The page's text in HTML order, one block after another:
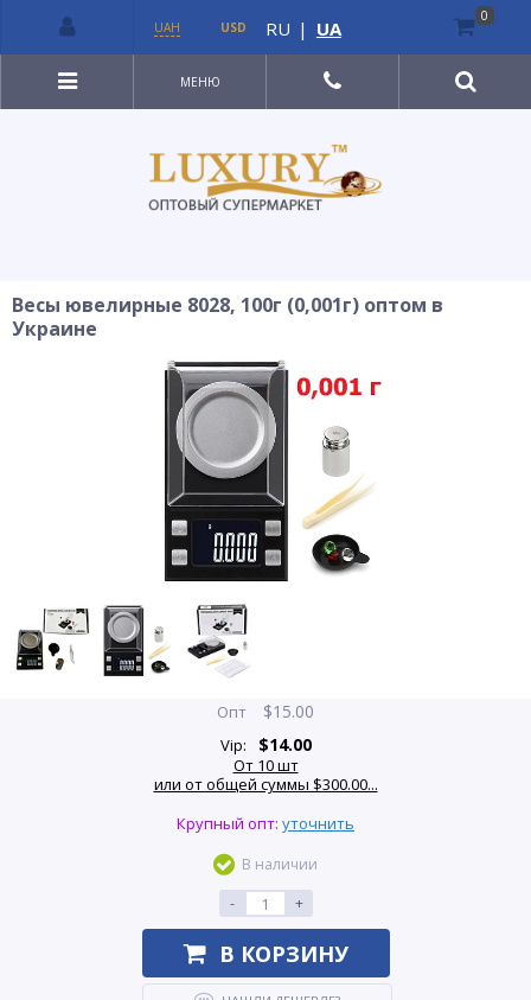
МЕНЮ
Весы ювелирные 8028, 100г (0,001г) оптом в
Украине
Опт $15.00
Vip: $14.00
От 10 шт
или от общей суммы $300.00...
Крупный опт: уточнить
В наличии
-
+
В КОРЗИНУ
UAH USD RU | UA
0